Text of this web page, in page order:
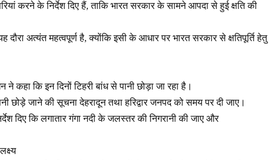
करने के निर्देश दिए हैं, ताकि भारत सरकार के सामने आपदा से हुई क्षति की
दौरा अत्यंत महत्वपूर्ण है, क्योंकि इसी के आधार पर भारत सरकार से क्षतिपूर्ति हेतु
कहा कि इन दिनों टिहरी बांध से पानी छोड़ा जा रहा है।
छोड़े जाने की सूचना देहरादून तथा हरिद्वार जनपद को समय पर दी जाए।
दिए कि लगातार गंगा नदी के जलस्तर की निगरानी की जाए और